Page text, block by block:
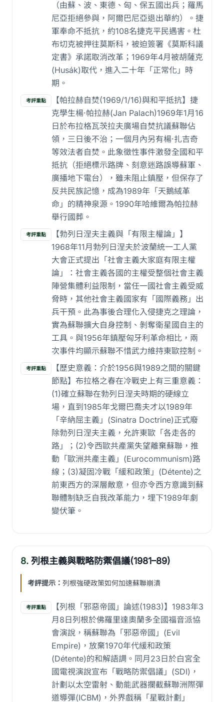
（由蘇、波、東德、匈、保五國出兵；羅馬
尼亞拒絕參與，阿爾巴尼亞退出華約）。捷
軍奉命不抵抗，約108名捷克平民遇害。杜
布切克被押往莫斯科，被迫簽署《莫斯科議
定書》承諾取消改革；1969年4月被胡薩克
(Husák)取代，進入二十年「正常化」時
期。
考評重點
【帕拉赫自焚(1969/1/16)與和平抵抗】捷
克學生楊·帕拉赫(Jan Palach)1969年1月16
日於布拉格瓦茨拉夫廣場自焚抗議蘇聯佔
領，三日後不治；一個月內另有楊·扎吉奇
等效法者自焚。此象徵性事件激發全國和平
抵抗（拒絕標示路牌、刻意迷路誤導蘇軍、
廣播地下電台），雖未阻止鎮壓，但保存了
反共民族記憶，成為1989年「天鵝絨革
命」的精神泉源。1990年哈維爾為帕拉赫
舉行國葬。
考評重點
【勃列日涅夫主義與「有限主權論」】
1968年11月勃列日涅夫於波蘭統一工人黨
大會正式提出「社會主義大家庭有限主權
論」：社會主義各國的主權受整個社會主義
陣營集體利益限制，當任一國社會主義受威
脅時，其他社會主義國家有「國際義務」出
兵干預。此為事後合理化入侵捷克之理論，
實為蘇聯擴大自身控制、剝奪衛星國自主的
工具。與1956年鎮壓匈牙利革命相比，兩
次事件均顯示蘇聯不惜武力維持東歐控制。
考評重點
【歷史意義：介於1956與1989之間的關鍵
節點】布拉格之春在冷戰史上有三重意義：
(1)確立蘇聯在勃列日涅夫時期的硬線立
場，直到1985年戈爾巴喬夫才以1989年
「辛納屈主義」(Sinatra Doctrine)正式廢
除勃列日涅夫主義，允許東歐「各走各的
路」；(2)令西歐共產黨失望離棄蘇聯，推
動「歐洲共產主義」(Eurocommunism)路
線；(3)凝固冷戰「緩和政策」(Détente)之
前東西方的深層敵意，但亦令西方意識到蘇
聯體制缺乏自我改革能力，埋下1989年劇
變伏筆。
8. 列根主義與戰略防禦倡議(1981–89)
考評提示： 列根強硬政策如何加速蘇聯崩潰
考評重點
【列根「邪惡帝國」論述(1983)】1983年3
月8日列根於佛羅里達奧蘭多全國福音派協
會演說，稱蘇聯為「邪惡帝國」(Evil
Empire)，放棄1970年代緩和政策
(Détente)的和解語調。同月23日於白宮全
國電視演說宣布「戰略防禦倡議」(SDI)，
計劃以太空雷射、動能武器攔截蘇聯洲際彈
道導彈(ICBM)，外界戲稱「星戰計劃」